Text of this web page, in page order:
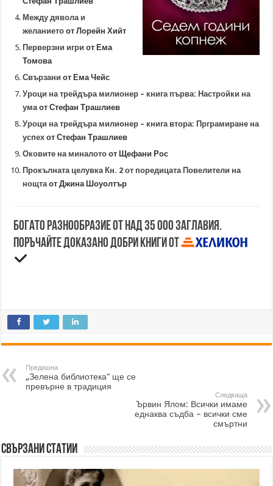
Между дявола и
желаниетоот Лорейн Хийт
Перверзни игри от Ема
Томова
Свързани от Ема Чейс
Уроци на трейдъра милионер – книга първа: Настройки на
умаот Стефан Трашлиев
Уроци на трейдъра милионер – книга втора: Прграмиране на
успехот Стефан Трашлиев
Оковите на миналото от Щефани Рос
Прокълната целувка Кн. 2 от поредицата Повелители на
нощтаот Джина Шоуолтър
Богато разнообразие от над 35 000 заглавия.
Поръчайте доказано добри книги от
Предишна
„Зелена библиотека“ ще се
превърне в традиция
Следваща
Ървин Ялом: Всички имаме
еднаква съдба – всички сме
смъртни
Свързани статии